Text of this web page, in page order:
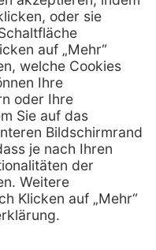
Hilfe
FAQs
Kontakt
Lob & Kritik
Rechtliches
AGB
Impressum
Datenschutz